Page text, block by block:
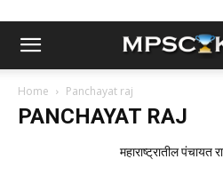
Home Panchayat raj
PANCHAYAT RAJ
महाराष्ट्रातील पंचायत